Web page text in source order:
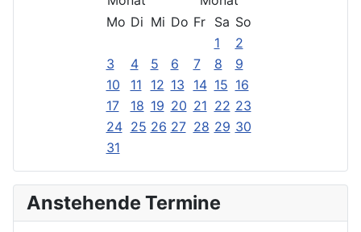
Mo Di Mi Do Fr Sa So
1
2
3
4 5 6 7 8
9
10
11 12 13 14 15 16
17
18 19 20 21 22 23
24 25 26 27 28 29 30
31
Anstehende Termine